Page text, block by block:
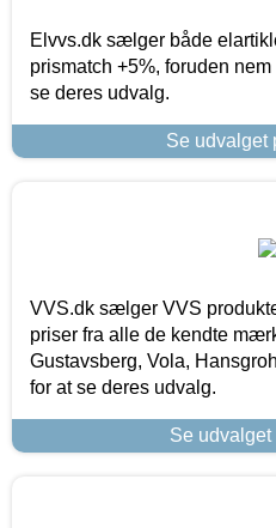
Elvvs.dk sælger både
prismatch +5%, foruden
se deres udvalg.
Se udvalget
VVS.dk sælger VVS
priser fra alle de kendte
Gustavsberg, Vola,
for at se deres udvalg.
Se